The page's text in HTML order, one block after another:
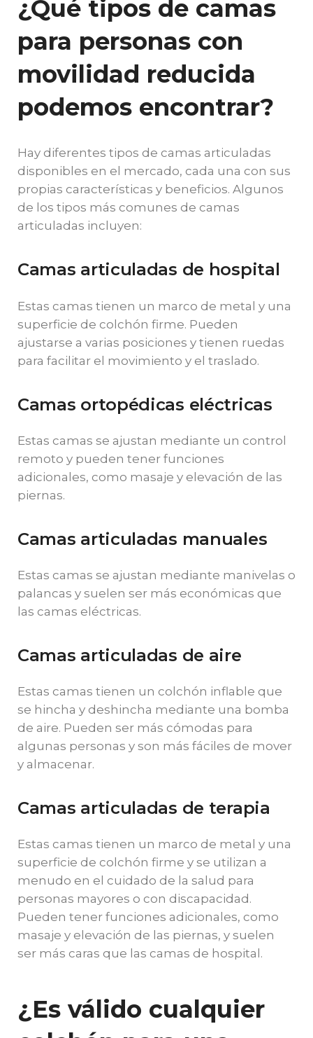
¿Qué tipos de camas
para personas con
movilidad reducida
podemos encontrar?
Hay diferentes tipos de camas articuladas
disponibles en el mercado, cada una con sus
propias características y beneficios. Algunos
de los tipos más comunes de camas
articuladas incluyen:
Camas articuladas de hospital
Estas camas tienen un marco de metal y una
superficie de colchón firme. Pueden
ajustarse a varias posiciones y tienen ruedas
para facilitar el movimiento y el traslado.
Camas ortopédicas eléctricas
Estas camas se ajustan mediante un control
remoto y pueden tener funciones
adicionales, como masaje y elevación de las
piernas.
Camas articuladas manuales
Estas camas se ajustan mediante manivelas o
palancas y suelen ser más económicas que
las camas eléctricas.
Camas articuladas de aire
Estas camas tienen un colchón inflable que
se hincha y deshincha mediante una bomba
de aire. Pueden ser más cómodas para
algunas personas y son más fáciles de mover
y almacenar.
Camas articuladas de terapia
Estas camas tienen un marco de metal y una
superficie de colchón firme y se utilizan a
menudo en el cuidado de la salud para
personas mayores o con discapacidad.
Pueden tener funciones adicionales, como
masaje y elevación de las piernas, y suelen
ser más caras que las camas de hospital.
¿Es válido cualquier